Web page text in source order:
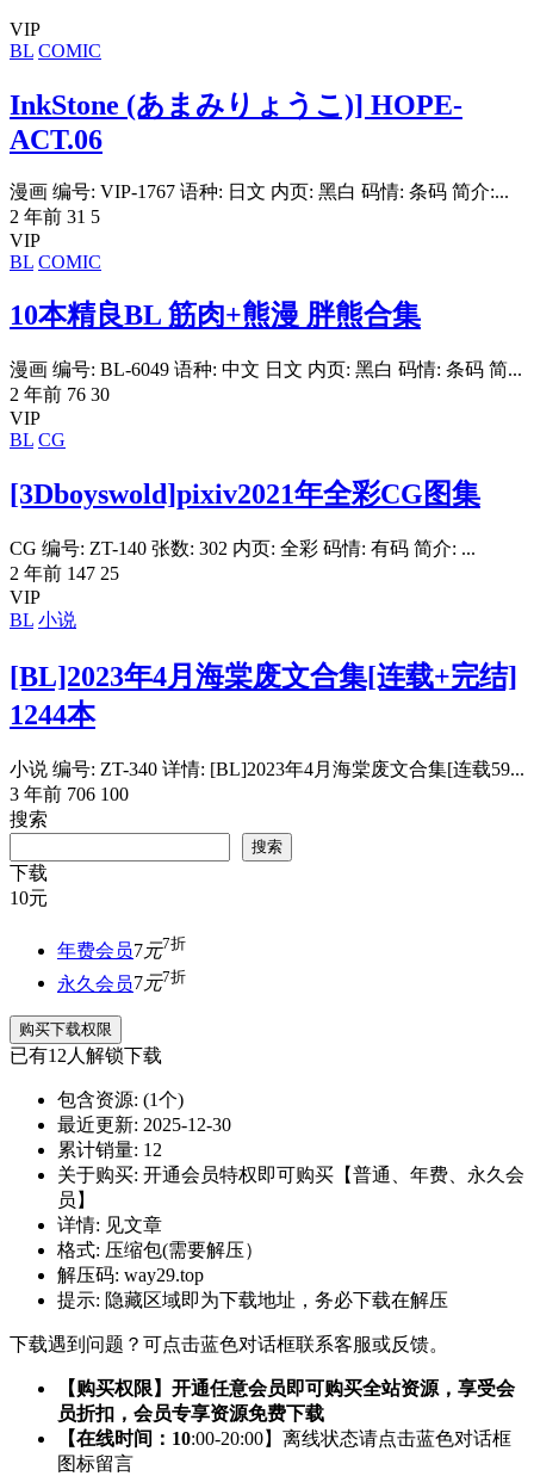
VIP
BL COMIC
InkStone (あまみりょうこ)] HOPE-
ACT.06
漫画 编号: VIP-1767 语种: 日文 内页: 黑白 码情: 条码 简介:...
2 年前 31 5
VIP
BL COMIC
10本精良BL 筋肉+熊漫 胖熊合集
漫画 编号: BL-6049 语种: 中文 日文 内页: 黑白 码情: 条码 简...
2 年前 76 30
VIP
BL CG
[3Dboyswold]pixiv2021年全彩CG图集
CG 编号: ZT-140 张数: 302 内页: 全彩 码情: 有码 简介: ...
2 年前 147 25
VIP
BL 小说
[BL]2023年4月海棠废文合集[连载+完结]
1244本
小说 编号: ZT-340 详情: [BL]2023年4月海棠废文合集[连载59...
3 年前 706 100
搜索
搜索
下载
10元
年费会员7元7折
永久会员7元7折
购买下载权限
已有12人解锁下载
包含资源: (1个)
最近更新: 2025-12-30
累计销量: 12
关于购买: 开通会员特权即可购买【普通、年费、永久会
员】
详情: 见文章
格式: 压缩包(需要解压）
解压码: way29.top
提示: 隐藏区域即为下载地址，务必下载在解压
下载遇到问题？可点击蓝色对话框联系客服或反馈。
【购买权限】开通任意会员即可购买全站资源，享受会
员折扣，会员专享资源免费下载
【在线时间：10:00-20:00】离线状态请点击蓝色对话框
图标留言